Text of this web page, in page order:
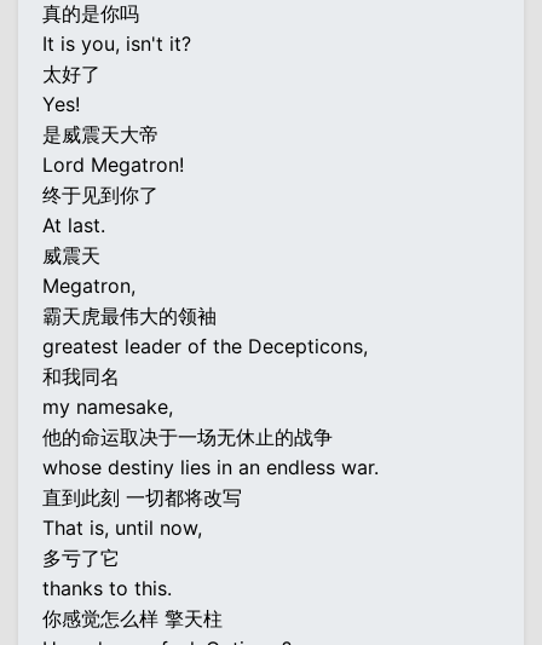
真的是你吗
It is you, isn't it?
太好了
Yes!
是威震天大帝
Lord Megatron!
终于见到你了
At last.
威震天
Megatron,
霸天虎最伟大的领袖
greatest leader of the Decepticons,
和我同名
my namesake,
他的命运取决于一场无休止的战争
whose destiny lies in an endless war.
直到此刻 一切都将改写
That is, until now,
多亏了它
thanks to this.
你感觉怎么样 擎天柱